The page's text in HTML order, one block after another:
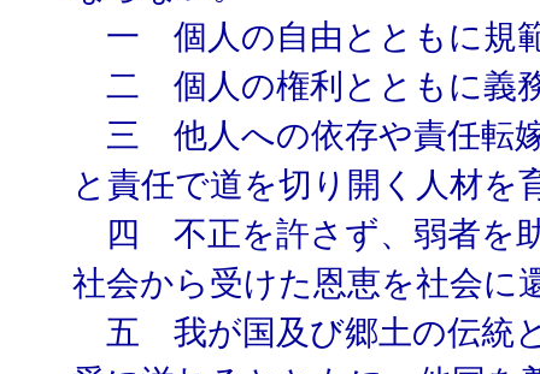
一 個人の自由とともに規
二 個人の権利とともに義
三 他人への依存や責任転
と責任で道を切り開く人材を
四 不正を許さず、弱者を
社会から受けた恩恵を社会に
五 我が国及び郷土の伝統